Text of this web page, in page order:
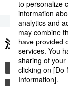
注目のキ
共同通信ニュース